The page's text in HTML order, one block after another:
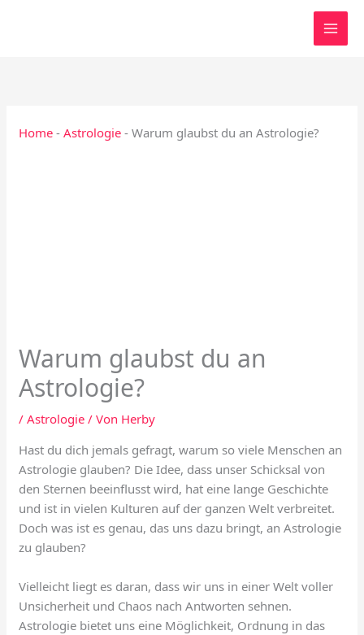
Home -Astrologie -Warum glaubst du an Astrologie?
Warum glaubst du an
Astrologie?
/Astrologie / Von Herby
Hast du dich jemals gefragt, warum so viele Menschen an
Astrologie glauben? Die Idee, dass unser Schicksal von
den Sternen beeinflusst wird, hat eine lange Geschichte
und ist in vielen Kulturen auf der ganzen Welt verbreitet.
Doch was ist es genau, das uns dazu bringt, an Astrologie
zu glauben?
Vielleicht liegt es daran, dass wir uns in einer Welt voller
Unsicherheit und Chaos nach Antworten sehnen.
Astrologie bietet uns eine Möglichkeit, Ordnung in das